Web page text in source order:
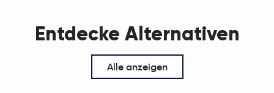
Entdecke Alternativen
Alle anzeigen